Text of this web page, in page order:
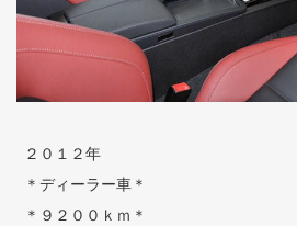
２０１２年
＊ディーラー車＊
＊９２００ｋｍ＊